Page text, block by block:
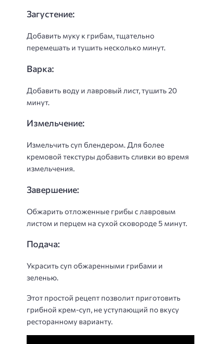
Загустение:
Добавить муку к грибам, тщательно
перемешать и тушить несколько минут.
Варка:
Добавить воду и лавровый лист, тушить 20
минут.
Измельчение:
Измельчить суп блендером. Для более
кремовой текстуры добавить сливки во время
измельчения.
Завершение:
Обжарить отложенные грибы с лавровым
листом и перцем на сухой сковороде 5 минут.
Подача:
Украсить суп обжаренными грибами и
зеленью.
Этот простой рецепт позволит приготовить
грибной крем-суп, не уступающий по вкусу
ресторанному варианту.